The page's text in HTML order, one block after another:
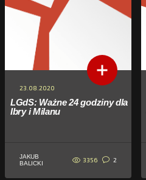
23.08.2020
LGdS: Ważne 24 godziny dla
Ibry i Milanu
JAKUB
BALICKI
3356 2